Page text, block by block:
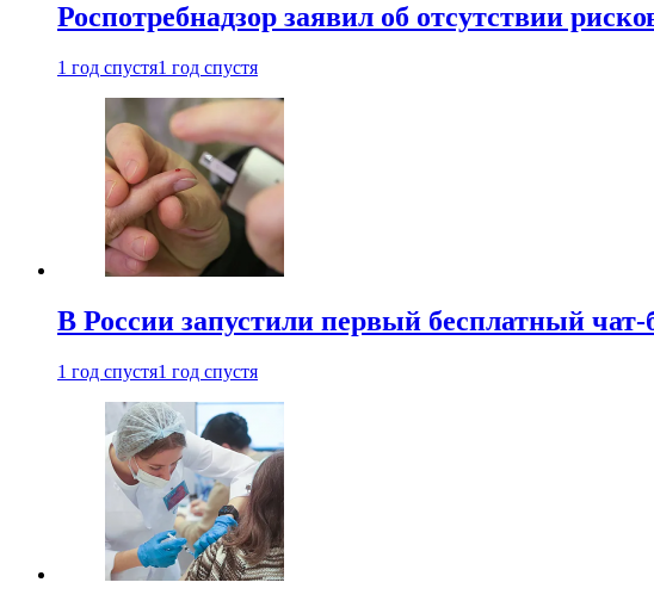
Роспотребнадзор заявил об отсутствии
1 год спустя1 год спустя
В России запустили первый бесплатный чат-
1 год спустя1 год спустя